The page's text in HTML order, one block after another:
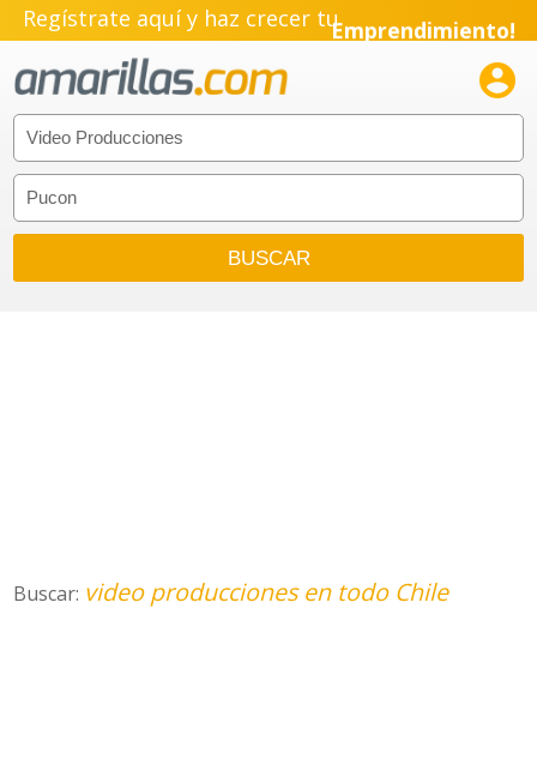
Regístrate aquí y haz crecer tuEmprendimiento!

Buscar: video producciones en todo Chile